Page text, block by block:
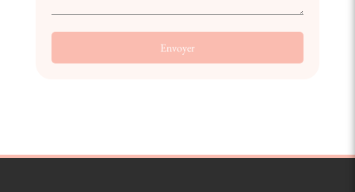
Envoyer